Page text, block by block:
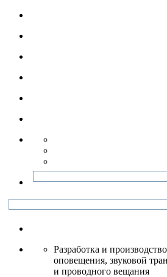
Разработка и
оповещения, звуковой
и проводного вещания